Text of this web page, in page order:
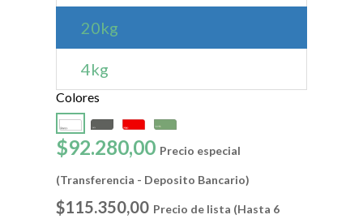
20kg
4kg
Colores
$92.280,00 Precio especial
(Transferencia - Deposito Bancario)
$115.350,00 Precio de lista (Hasta 6